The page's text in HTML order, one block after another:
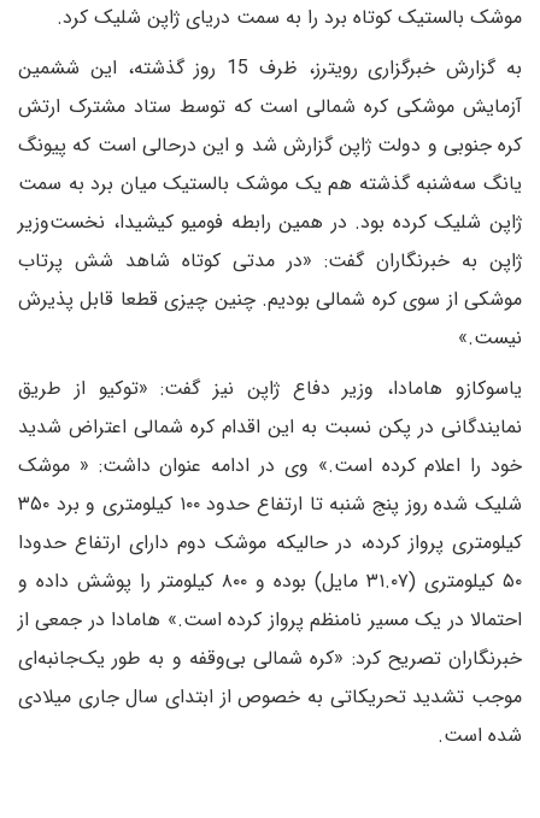
موشک بالستیک کوتاه برد را به سمت دریای ژاپن شلیک کرد.
به گزارش خبرگزاری رویترز، ظرف 15 روز گذشته، این ششمین
آزمایش موشکی کره شمالی است که توسط ستاد مشترک ارتش
کره جنوبی و دولت ژاپن گزارش شد و این درحالی است که پیونگ
یانگ سه‌شنبه گذشته هم یک موشک بالستیک میان برد به سمت
ژاپن شلیک کرده بود. در همین رابطه فومیو کیشیدا، نخست‌وزیر
ژاپن به خبرنگاران گفت: «در مدتی کوتاه شاهد شش پرتاب
موشکی از سوی کره شمالی بودیم. چنین چیزی قطعا قابل پذیرش
نیست.»
یاسوکازو هامادا، وزیر دفاع ژاپن نیز گفت: «توکیو از طریق
نمایندگانی در پکن نسبت به این اقدام کره شمالی اعتراض شدید
خود را اعلام کرده است.» وی در ادامه عنوان داشت: « موشک
شلیک شده روز پنج شنبه تا ارتفاع حدود ۱۰۰ کیلومتری و برد ۳۵۰
کیلومتری پرواز کرده، در حالیکه موشک دوم دارای ارتفاع حدودا
۵۰ کیلومتری (۳۱.۰۷ مایل) بوده و ۸۰۰ کیلومتر را پوشش داده و
احتمالا در یک مسیر نامنظم پرواز کرده است.» هامادا در جمعی از
خبرنگاران تصریح کرد: «کره شمالی بی‌وقفه و به طور یک‌جانبه‌ای
موجب تشدید تحریکاتی به خصوص از ابتدای سال جاری میلادی
شده است.